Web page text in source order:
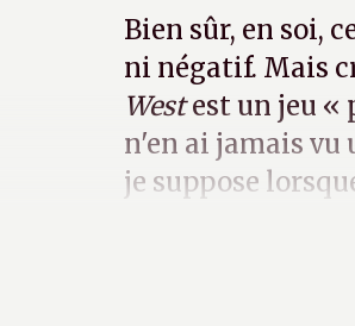
Bien sûr, en soi,
ni négatif. Mais
Westest un jeu «
n'en ai jamais vu
je suppose